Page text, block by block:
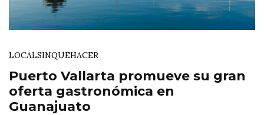
LOCALSINQUEHACER
Puerto Vallarta promueve su gran
oferta gastronómica en
Guanajuato